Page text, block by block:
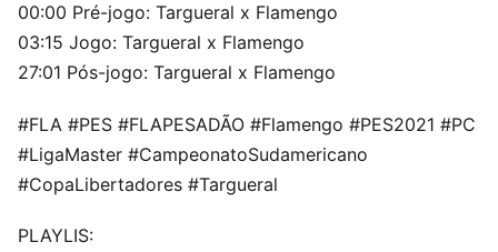
00:00 Pré-jogo: Targueral x Flamengo
03:15 Jogo: Targueral x Flamengo
27:01 Pós-jogo: Targueral x Flamengo
#FLA #PES #FLAPESADÃO #Flamengo #PES2021 #PC
#LigaMaster #CampeonatoSudamericano
#CopaLibertadores #Targueral
PLAYLIS: